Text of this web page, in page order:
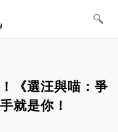
貝 | 台灣最值得信賴的群眾
資平台
《選汪與喵：爭
就是你！